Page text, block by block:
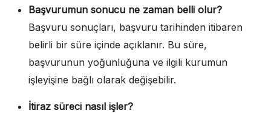
Başvurumun sonucu ne zaman belli olur?
Başvuru sonuçları, başvuru tarihinden itibaren
belirli bir süre içinde açıklanır. Bu süre,
başvurunun yoğunluğuna ve ilgili kurumun
işleyişine bağlı olarak değişebilir.
İtiraz süreci nasıl işler?